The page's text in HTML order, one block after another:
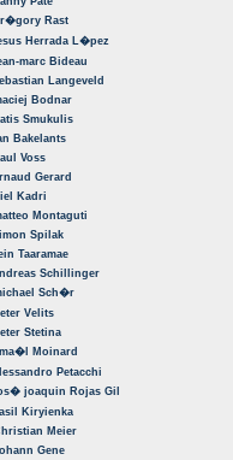
Rast
Herrada L�pez
marc Bideau
Langeveld
Bodnar
Smukulis
Bakelants
Voss
Gerard
Kadri
Montaguti
Spilak
Taaramae
Schillinger
Sch�r
Velits
Stetina
Moinard
Petacchi
joaquin Rojas Gil
Kiryienka
Meier
Gene